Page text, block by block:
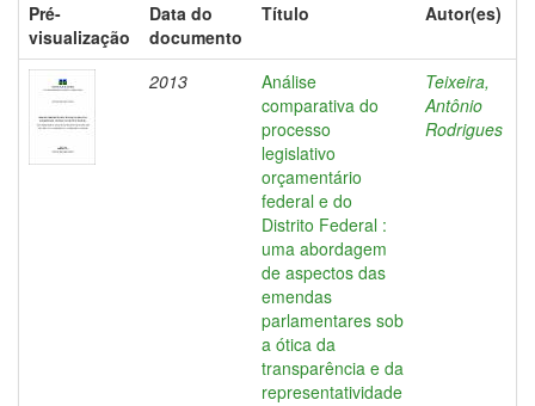
Pré-
visualização
Data do
documento
Título Autor(es)
2013
Análise
comparativa do
processo
legislativo
orçamentário
federal e do
Distrito Federal :
uma abordagem
de aspectos das
emendas
parlamentares sob
a ótica da
transparência e da
representatividade
Teixeira,
Antônio
Rodrigues